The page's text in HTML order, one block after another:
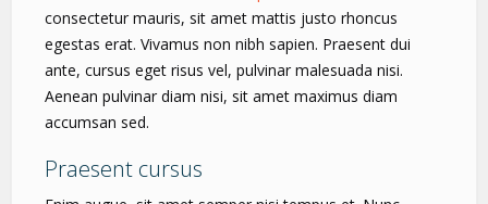
consectetur mauris, sit amet mattis justo rhoncus
egestas erat. Vivamus non nibh sapien. Praesent dui
ante, cursus eget risus vel, pulvinar malesuada nisi.
Aenean pulvinar diam nisi, sit amet maximus diam
accumsan sed.
Praesent cursus